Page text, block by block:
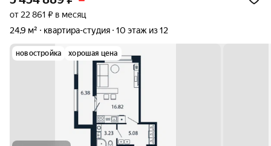
от 22 861 ₽ в месяц
24,9 м²
квартира-студия 10 этаж из 12
новостройка хорошая цена